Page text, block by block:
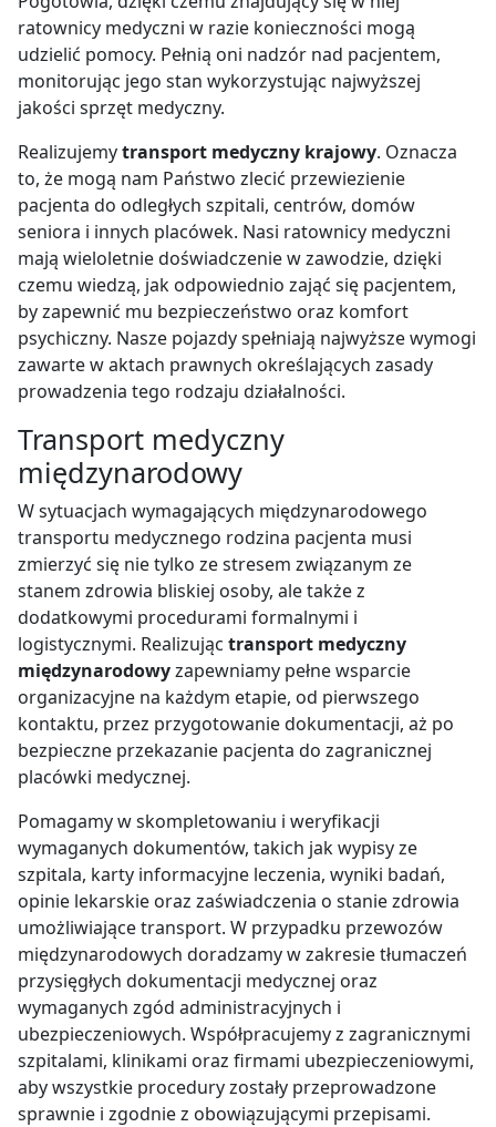
ratownicy medyczni w razie konieczności mogą
udzielić pomocy. Pełnią oni nadzór nad pacjentem,
monitorując jego stan wykorzystując najwyższej
jakości sprzęt medyczny.
Realizujemytransport medyczny krajowy. Oznacza
to, że mogą nam Państwo zlecić przewiezienie
pacjenta do odległych szpitali, centrów, domów
seniora i innych placówek. Nasi ratownicy medyczni
mają wieloletnie doświadczenie w zawodzie, dzięki
czemu wiedzą, jak odpowiednio zająć się pacjentem,
by zapewnić mu bezpieczeństwo oraz komfort
psychiczny. Nasze pojazdy spełniają najwyższe wymogi
zawarte w aktach prawnych określających zasady
prowadzenia tego rodzaju działalności.
Transport medyczny
międzynarodowy
W sytuacjach wymagających międzynarodowego
transportu medycznego rodzina pacjenta musi
zmierzyć się nie tylko ze stresem związanym ze
stanem zdrowia bliskiej osoby, ale także z
dodatkowymi procedurami formalnymi i
logistycznymi. Realizując transport medyczny
międzynarodowyzapewniamy pełne wsparcie
organizacyjne na każdym etapie, od pierwszego
kontaktu, przez przygotowanie dokumentacji, aż po
bezpieczne przekazanie pacjenta do zagranicznej
placówki medycznej.
Pomagamy w skompletowaniu i weryfikacji
wymaganych dokumentów, takich jak wypisy ze
szpitala, karty informacyjne leczenia, wyniki badań,
opinie lekarskie oraz zaświadczenia o stanie zdrowia
umożliwiające transport. W przypadku przewozów
międzynarodowych doradzamy w zakresie tłumaczeń
przysięgłych dokumentacji medycznej oraz
wymaganych zgód administracyjnych i
ubezpieczeniowych. Współpracujemy z zagranicznymi
szpitalami, klinikami oraz firmami ubezpieczeniowymi,
aby wszystkie procedury zostały przeprowadzone
sprawnie i zgodnie z obowiązującymi przepisami.